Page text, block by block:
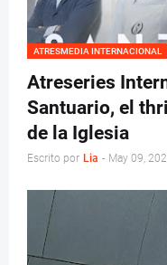
ATRESMEDIA INTERNACIONAL
Atreseries
Santuario, el
de la Iglesia
Escrito por Lia - May 09,